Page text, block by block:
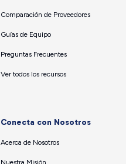
Comparación de Proveedores
Guías de Equipo
Preguntas Frecuentes
Ver todos los recursos
Conecta con Nosotros
Acerca de Nosotros
Nuestra Misión